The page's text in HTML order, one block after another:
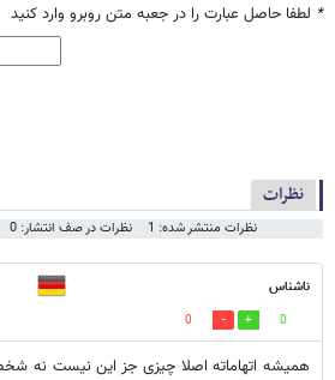
* لطفا حاصل عبارت را در جعبه متن روبرو وارد کنید
نظرات
نظرات منتشر شده: 1 نظرات در صف انتشار: 0
ناشناس
0
0
همیشه اتهاماته اصلا چیزی جز این نیست نه